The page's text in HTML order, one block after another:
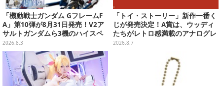
「機動戦士ガンダム GフレームF
A」第10弾が8月31日発売！V2ア
サルトガンダムら3機のハイスペ
ック可動フィギュア
2026.8.3
「トイ・ストーリー」新作一番く
じが発売決定！A賞は、ウッディ
たちがレトロ感満載のアナログレ
コード上を走る姿で立体化
2026.8.7